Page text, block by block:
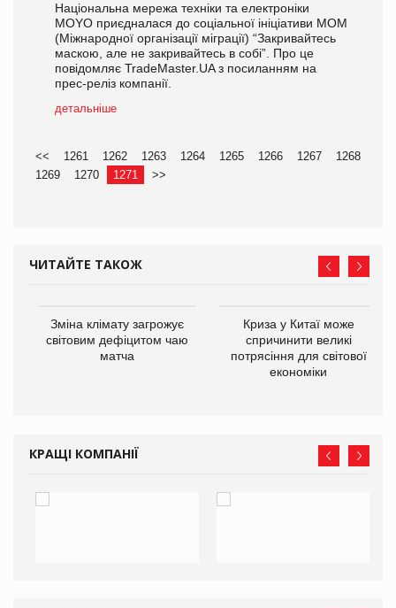
Національна мережа техніки та електроніки
MOYO приєдналася до соціальної ініціативи МОМ
(Міжнародної організації міграції) “Закривайтесь
маскою, але не закривайтесь в собі”. Про це
повідомляє TradeMaster.UA з посиланням на
прес-реліз компанії.
детальніше
<< 1261 1262 1263 1264 1265 1266 1267
1268
1269
1270 1271 >>
ЧИТАЙТЕ ТАКОЖ
Зміна клімату загрожує
світовим дефіцитом чаю
матча
Криза у Китаї може
спричинити великі
потрясіння для світової
економіки
КРАЩІ КОМПАНІЇ